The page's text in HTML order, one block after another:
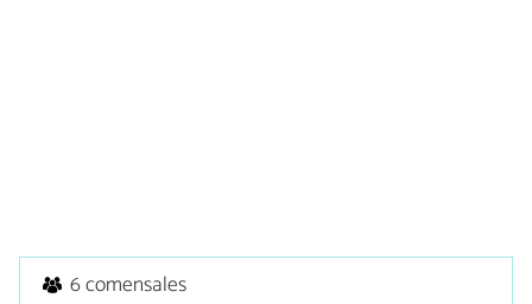
6 comensales